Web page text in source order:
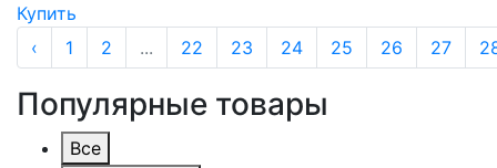
Купить
‹
1 2 ... 22 23 24 25 26 27
Популярные товары
Все